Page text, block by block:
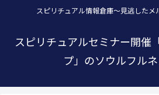
スピリチュアル情報倉庫～見逃したメ
スピリチュアルセミナー開催
プ」のソウルフル